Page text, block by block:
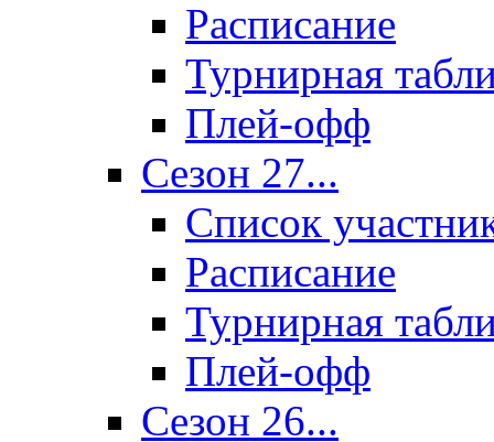
Расписание
Турнирная
Плей-офф
Сезон 27...
Список
Расписание
Турнирная
Плей-офф
Сезон 26...